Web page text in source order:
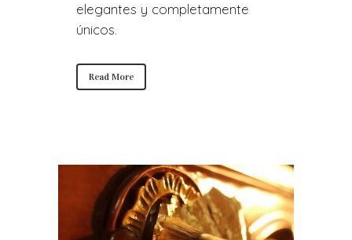
elegantes y completamente
únicos.
Read More